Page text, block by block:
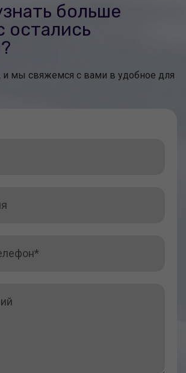
больше
остались
и мы свяжемся с вами в удобное для